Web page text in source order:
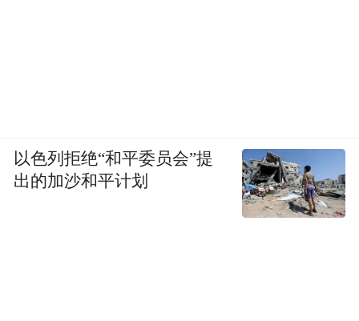
以色列拒绝“和平委员会”提
出的加沙和平计划